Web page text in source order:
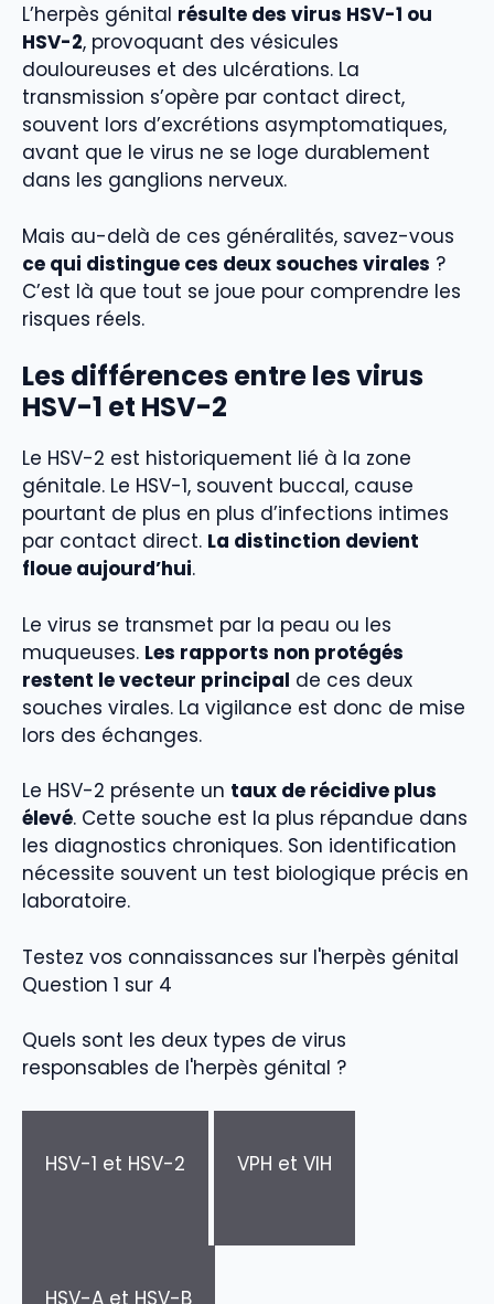
L’herpès génital résulte des virus HSV-1 ou
HSV-2, provoquant des vésicules
douloureuses et des ulcérations. La
transmission s’opère par contact direct,
souvent lors d’excrétions asymptomatiques,
avant que le virus ne se loge durablement
dans les ganglions nerveux.
Mais au-delà de ces généralités, savez-vous
ce qui distingue ces deux souches virales ?
C’est là que tout se joue pour comprendre les
risques réels.
Les différences entre les virus
HSV-1 et HSV-2
Le HSV-2 est historiquement lié à la zone
génitale. Le HSV-1, souvent buccal, cause
pourtant de plus en plus d’infections intimes
par contact direct. La distinction devient
floue aujourd’hui.
Le virus se transmet par la peau ou les
muqueuses. Les rapports non protégés
restent le vecteur principal de ces deux
souches virales. La vigilance est donc de mise
lors des échanges.
Le HSV-2 présente un taux de récidive plus
élevé. Cette souche est la plus répandue dans
les diagnostics chroniques. Son identification
nécessite souvent un test biologique précis en
laboratoire.
Testez vos connaissances sur l'herpès génital
Question 1 sur 4
Quels sont les deux types de virus
responsables de l'herpès génital ?
HSV-1 et HSV-2 VPH et VIH
HSV-A et HSV-B